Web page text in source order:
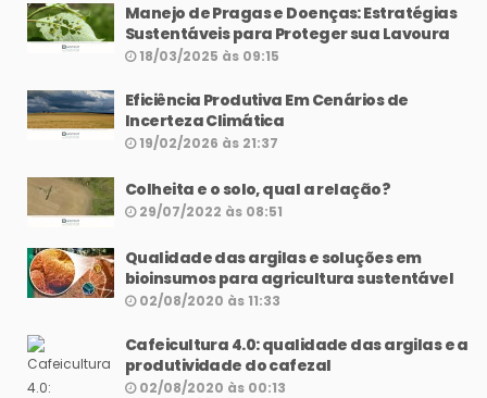
Manejo de Pragas e Doenças: Estratégias
Sustentáveis para Proteger sua Lavoura
18/03/2025 às 09:15
Eficiência Produtiva Em Cenários de
Incerteza Climática
19/02/2026 às 21:37
Colheita e o solo, qual a relação?
29/07/2022 às 08:51
Qualidade das argilas e soluções em
bioinsumos para agricultura sustentável
02/08/2020 às 11:33
Cafeicultura 4.0: qualidade das argilas e a
produtividade do cafezal
02/08/2020 às 00:13